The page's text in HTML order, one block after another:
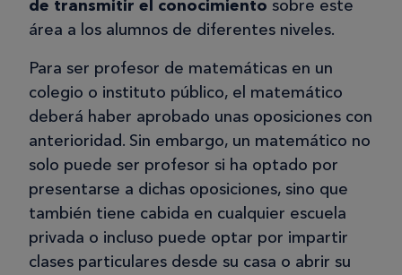
de transmitir el conocimiento sobre este
área a los alumnos de diferentes niveles.
Para ser profesor de matemáticas en un
colegio o instituto público, el matemático
deberá haber aprobado unas oposiciones con
anterioridad. Sin embargo, un matemático no
solo puede ser profesor si ha optado por
presentarse a dichas oposiciones, sino que
también tiene cabida en cualquier escuela
privada o incluso puede optar por impartir
clases particulares desde su casa o abrir su